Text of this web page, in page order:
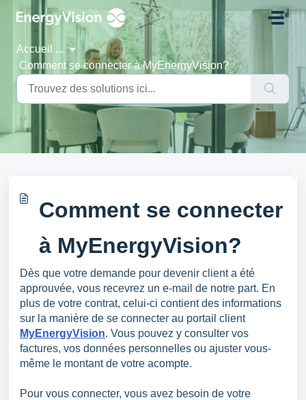
Passer au contenu principal
Accueil ...
Comment se connecter à MyEnergyVision?
Comment se connecter
à MyEnergyVision?
Dès que votre demande pour devenir client a été
approuvée, vous recevrez un e-mail de notre part. En
plus de votre contrat, celui-ci contient des informations
sur la manière de se connecter au portail client
MyEnergyVision. Vous pouvez y consulter vos
factures, vos données personnelles ou ajuster vous-
même le montant de votre acompte.
Pour vous connecter, vous avez besoin de votre